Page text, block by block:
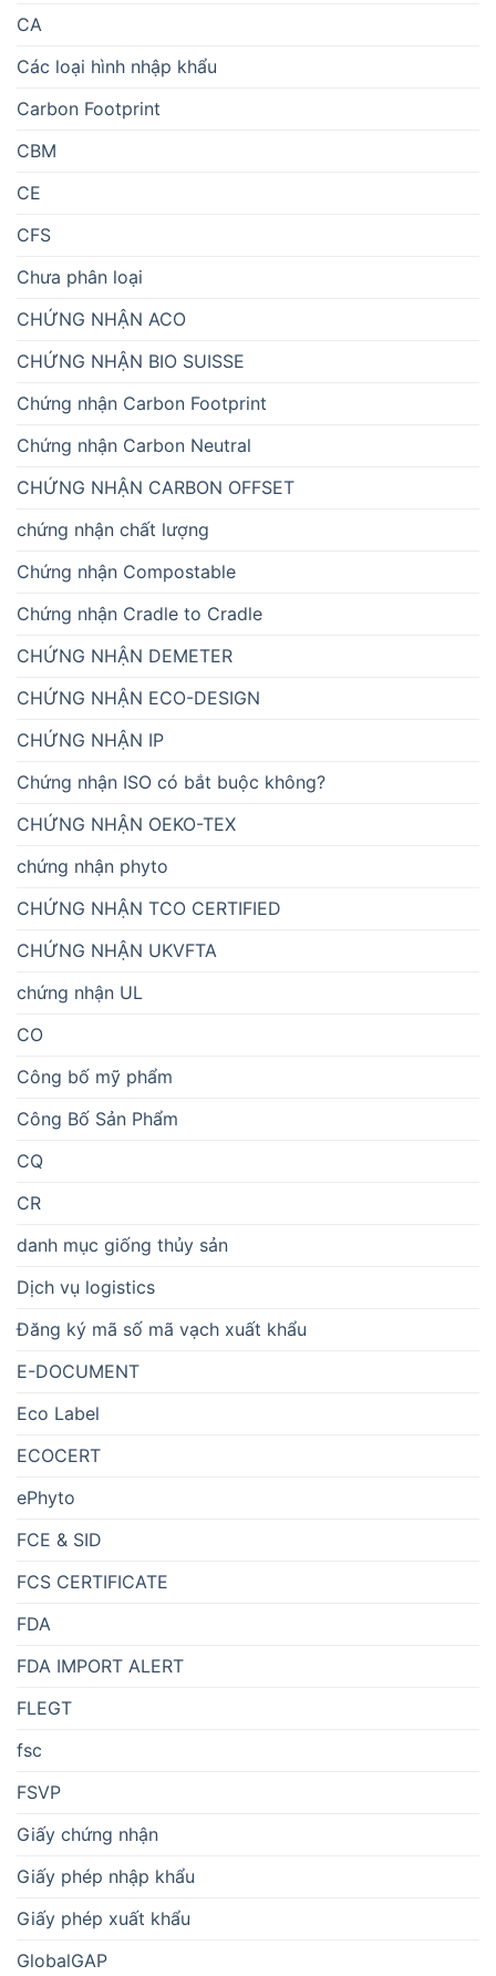
CA
Các loại hình nhập khẩu
Carbon Footprint
CBM
CE
CFS
Chưa phân loại
CHỨNG NHẬN ACO
CHỨNG NHẬN BIO SUISSE
Chứng nhận Carbon Footprint
Chứng nhận Carbon Neutral
CHỨNG NHẬN CARBON OFFSET
chứng nhận chất lượng
Chứng nhận Compostable
Chứng nhận Cradle to Cradle
CHỨNG NHẬN DEMETER
CHỨNG NHẬN ECO-DESIGN
CHỨNG NHẬN IP
Chứng nhận ISO có bắt buộc không?
CHỨNG NHẬN OEKO-TEX
chứng nhận phyto
CHỨNG NHẬN TCO CERTIFIED
CHỨNG NHẬN UKVFTA
chứng nhận UL
CO
Công bố mỹ phẩm
Công Bố Sản Phẩm
CQ
CR
danh mục giống thủy sản
Dịch vụ logistics
Đăng ký mã số mã vạch xuất khẩu
E-DOCUMENT
Eco Label
ECOCERT
ePhyto
FCE & SID
FCS CERTIFICATE
FDA
FDA IMPORT ALERT
FLEGT
fsc
FSVP
Giấy chứng nhận
Giấy phép nhập khẩu
Giấy phép xuất khẩu
GlobalGAP